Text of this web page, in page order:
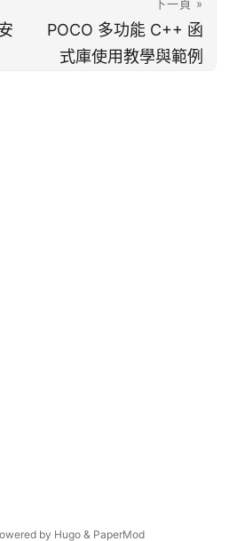
下一頁 »
POCO 多功能 C++ 函
式庫使用教學與範例
by Hugo& PaperMod